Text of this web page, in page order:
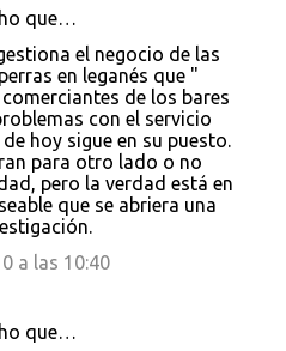
que…
el negocio de las
en leganés que "
de los bares
con el servicio
hoy sigue en su puesto.
para otro lado o no
pero la verdad está en
que se abriera una
a las 10:40
que…